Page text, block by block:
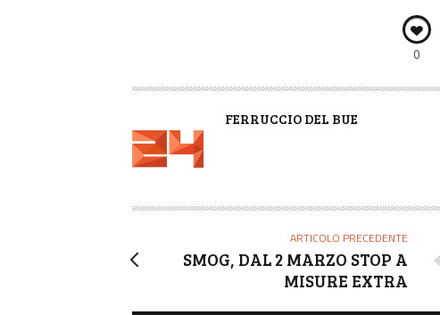
0
A
R
FERRUCCIO DEL BUE
ARTICOLO PRECEDENTE
SMOG, DAL 2 MARZO STOP A
MISURE EXTRA